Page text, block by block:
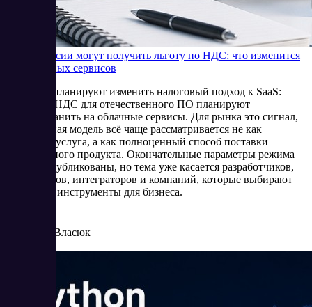
SaaS в России могут получить льготу по НДС: что изменится
для облачных сервисов
В России планируют изменить налоговый подход к SaaS:
льготу по НДС для отечественного ПО планируют
распространить на облачные сервисы. Для рынка это сигнал,
что облачная модель всё чаще рассматривается не как
отдельная услуга, а как полноценный способ поставки
программного продукта. Окончательные параметры режима
пока не опубликованы, но тема уже касается разработчиков,
провайдеров, интеграторов и компаний, которые выбирают
цифровые инструменты для бизнеса.
Елена Власюк